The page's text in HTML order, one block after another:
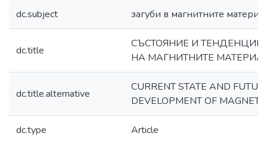
dc.subject загуби в магнитните
dc.title
СЪСТОЯНИЕ И ТЕНДЕНЦИИ
НА МАГНИТНИТЕ
dc.title.alternative
CURRENT STATE AND
DEVELOPMENT OF
dc.type Article